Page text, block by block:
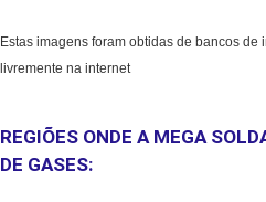
Estas imagens foram obtidas de bancos de
livremente na internet
REGIÕES ONDE A MEGA
DE GASES: